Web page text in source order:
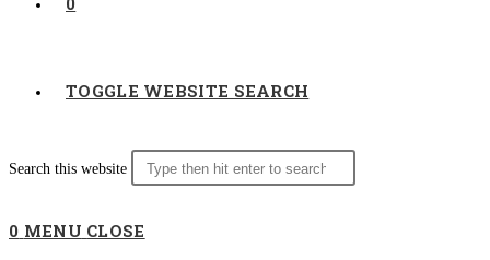
TOGGLE WEBSITE SEARCH
Search this website
0 MENU CLOSE